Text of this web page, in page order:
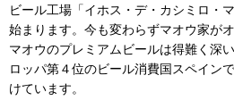
ビール工場「イホス・デ・カシミロ・
始まります。今も変わらずマオウ家がオ
マオウのプレミアムビールは得難く深
ロッパ第４位のビール消費国スペイン
けています。